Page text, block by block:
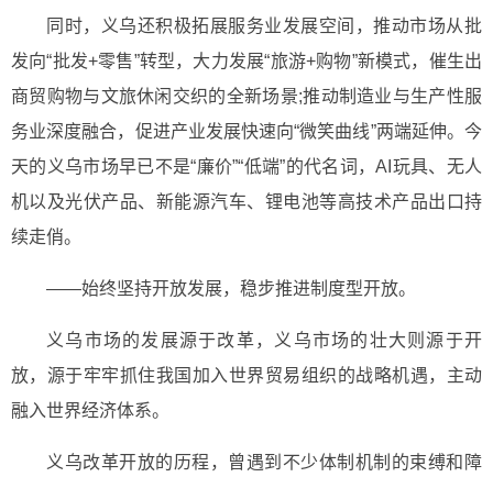
同时，义乌还积极拓展服务业发展空间，推动市场从批
发向“批发+零售”转型，大力发展“旅游+购物”新模式，催生出
商贸购物与文旅休闲交织的全新场景;推动制造业与生产性服
务业深度融合，促进产业发展快速向“微笑曲线”两端延伸。今
天的义乌市场早已不是“廉价”“低端”的代名词，AI玩具、无人
机以及光伏产品、新能源汽车、锂电池等高技术产品出口持
续走俏。
——始终坚持开放发展，稳步推进制度型开放。
义乌市场的发展源于改革，义乌市场的壮大则源于开
放，源于牢牢抓住我国加入世界贸易组织的战略机遇，主动
融入世界经济体系。
义乌改革开放的历程，曾遇到不少体制机制的束缚和障